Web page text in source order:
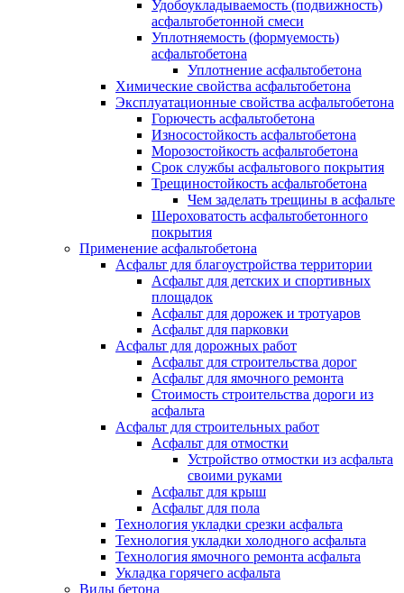
Удобоукладываемость (подвижность)
асфальтобетонной смеси
Уплотняемость (формуемость)
асфальтобетона
Уплотнение асфальтобетона
Химические свойства асфальтобетона
Эксплуатационные свойства асфальтобетона
Горючесть асфальтобетона
Износостойкость асфальтобетона
Морозостойкость асфальтобетона
Срок службы асфальтового покрытия
Трещиностойкость асфальтобетона
Чем заделать трещины в асфальте
Шероховатость асфальтобетонного
покрытия
Применение асфальтобетона
Асфальт для благоустройства территории
Асфальт для детских и спортивных
площадок
Асфальт для дорожек и тротуаров
Асфальт для парковки
Асфальт для дорожных работ
Асфальт для строительства дорог
Асфальт для ямочного ремонта
Стоимость строительства дороги из
асфальта
Асфальт для строительных работ
Асфальт для отмостки
Устройство отмостки из асфальта
своими руками
Асфальт для крыш
Асфальт для пола
Технология укладки срезки асфальта
Технология укладки холодного асфальта
Технология ямочного ремонта асфальта
Укладка горячего асфальта
Виды бетона